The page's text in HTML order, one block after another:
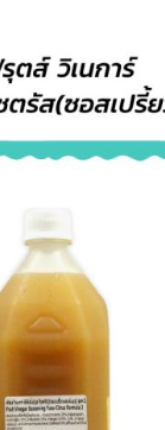
น อรี่
ดื่ม